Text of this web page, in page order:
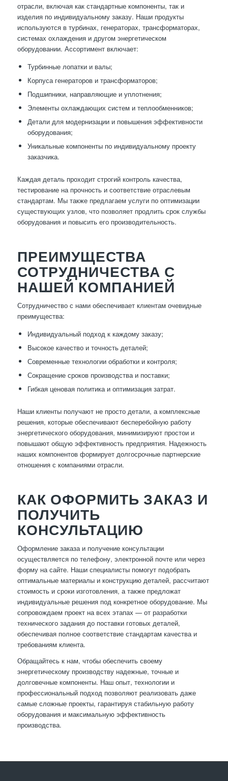
отрасли, включая как стандартные компоненты, так и
изделия по индивидуальному заказу. Наши продукты
используются в турбинах, генераторах, трансформаторах,
системах охлаждения и другом энергетическом
оборудовании. Ассортимент включает:
Турбинные лопатки и валы;
Корпуса генераторов и трансформаторов;
Подшипники, направляющие и уплотнения;
Элементы охлаждающих систем и теплообменников;
Детали для модернизации и повышения эффективности
оборудования;
Уникальные компоненты по индивидуальному проекту
заказчика.
Каждая деталь проходит строгий контроль качества,
тестирование на прочность и соответствие отраслевым
стандартам. Мы также предлагаем услуги по оптимизации
существующих узлов, что позволяет продлить срок службы
оборудования и повысить его производительность.
ПРЕИМУЩЕСТВА
СОТРУДНИЧЕСТВА С
НАШЕЙ КОМПАНИЕЙ
Сотрудничество с нами обеспечивает клиентам очевидные
преимущества:
Индивидуальный подход к каждому заказу;
Высокое качество и точность деталей;
Современные технологии обработки и контроля;
Сокращение сроков производства и поставки;
Гибкая ценовая политика и оптимизация затрат.
Наши клиенты получают не просто детали, а комплексные
решения, которые обеспечивают бесперебойную работу
энергетического оборудования, минимизируют простои и
повышают общую эффективность предприятия. Надежность
наших компонентов формирует долгосрочные партнерские
отношения с компаниями отрасли.
КАК ОФОРМИТЬ ЗАКАЗ И
ПОЛУЧИТЬ
КОНСУЛЬТАЦИЮ
Оформление заказа и получение консультации
осуществляется по телефону, электронной почте или через
форму на сайте. Наши специалисты помогут подобрать
оптимальные материалы и конструкцию деталей, рассчитают
стоимость и сроки изготовления, а также предложат
индивидуальные решения под конкретное оборудование. Мы
сопровождаем проект на всех этапах — от разработки
технического задания до поставки готовых деталей,
обеспечивая полное соответствие стандартам качества и
требованиям клиента.
Обращайтесь к нам, чтобы обеспечить своему
энергетическому производству надежные, точные и
долговечные компоненты. Наш опыт, технологии и
профессиональный подход позволяют реализовать даже
самые сложные проекты, гарантируя стабильную работу
оборудования и максимальную эффективность
производства.